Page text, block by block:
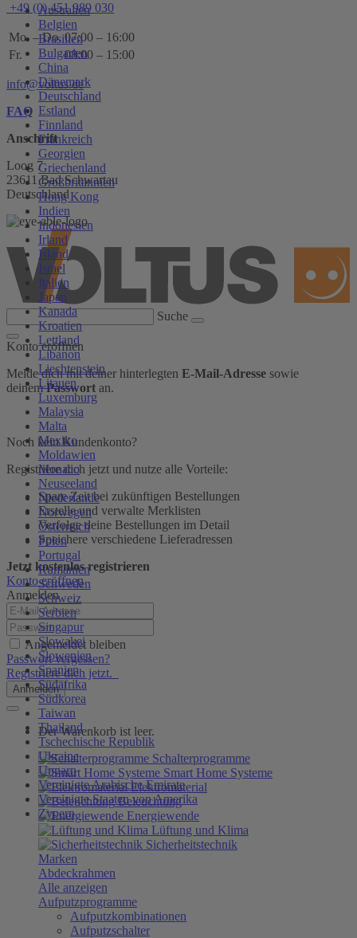
Australien
Belgien
Brasilien
Bulgarien
China
Dänemark
Deutschland
Estland
Finnland
Frankreich
Georgien
Griechenland
Großbritannien
Hong Kong
Indien
Indonesien
Irland
Island
Israel
Italien
Japan
Kanada
Kroatien
Lettland
Libanon
Liechtenstein
Litauen
Luxemburg
Malaysia
Malta
Mexiko
Moldawien
Monaco
Neuseeland
Niederlande
Norwegen
Österreich
Polen
Portugal
Rumänien
Schweden
Schweiz
Serbien
Singapur
Slowakei
Slowenien
Spanien
Südafrika
Südkorea
Taiwan
Thailand
Tschechische Republik
Ukraine
Ungarn
Vereinigte Arabische Emirate
Vereinigte Staaten von Amerika
Zypern
+49 (0) 451 989 030
Mo. – Do. 07:00 – 16:00
Fr.
08:00 – 15:00
info@voltus.de
FAQ
Anschrift
Loog 7
23611 Bad Schwartau
Deutschland
Suche
Konto eröffnen
Melde dich mit deiner hinterlegten E-Mail-Adresse sowie
deinemPasswort an.
Noch kein Kundenkonto?
Registriere dich jetzt und nutze alle Vorteile:
Spare Zeit bei zukünftigen Bestellungen
Erstelle und verwalte Merklisten
Verfolge deine Bestellungen im Detail
Speichere verschiedene Lieferadressen
Jetzt kostenlos registrieren
Konto eröffnen
Anmelden
Angemeldet bleiben
Passwort vergessen?
Registriere dich jetzt.
Anmelden
Der Warenkorb ist leer.
Schalterprogramme
Smart Home Systeme
Elektromaterial
Beleuchtung
Energiewende
Lüftung und Klima
Sicherheitstechnik
Marken
Abdeckrahmen
Alle anzeigen
Aufputzprogramme
Aufputzkombinationen
Aufputzschalter